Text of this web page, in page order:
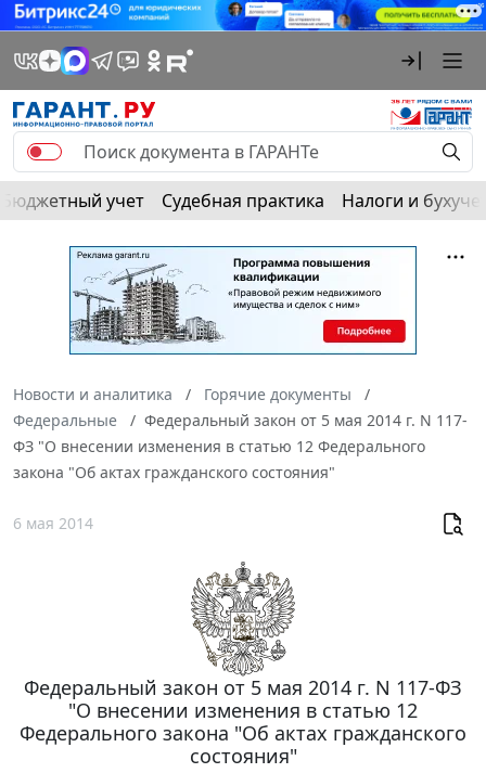
Бюджетный учет Судебная практика Налоги и
Новости и аналитика
Горячие документы
Федеральные
Федеральный закон от 5 мая 2014 г. N 117-
ФЗ "О внесении изменения в статью 12 Федерального
закона "Об актах гражданского состояния"
6 мая 2014
Федеральный закон от 5 мая 2014 г. N 117-ФЗ
"О внесении изменения в статью 12
Федерального закона "Об актах гражданского
состояния"